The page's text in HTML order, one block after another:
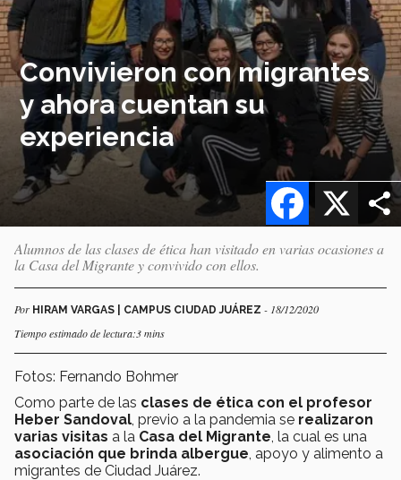
Convivieron con migrantes
y ahora cuentan su
experiencia
X
Facebook
Alumnos de las clases de ética han visitado en varias ocasiones a
la Casa del Migrante y convivido con ellos.
Por HIRAM VARGAS | CAMPUS CIUDAD JUÁREZ - 18/12/2020
Tiempo estimado de lectura:3 mins
Fotos: Fernando Bohmer
Como parte de las clases de ética con el profesor
Heber Sandoval , previo a la pandemia se realizaron
varias visitas a la Casa del Migrante , la cual es una
asociación que brinda albergue , apoyo y alimento a
migrantes de Ciudad Juárez.